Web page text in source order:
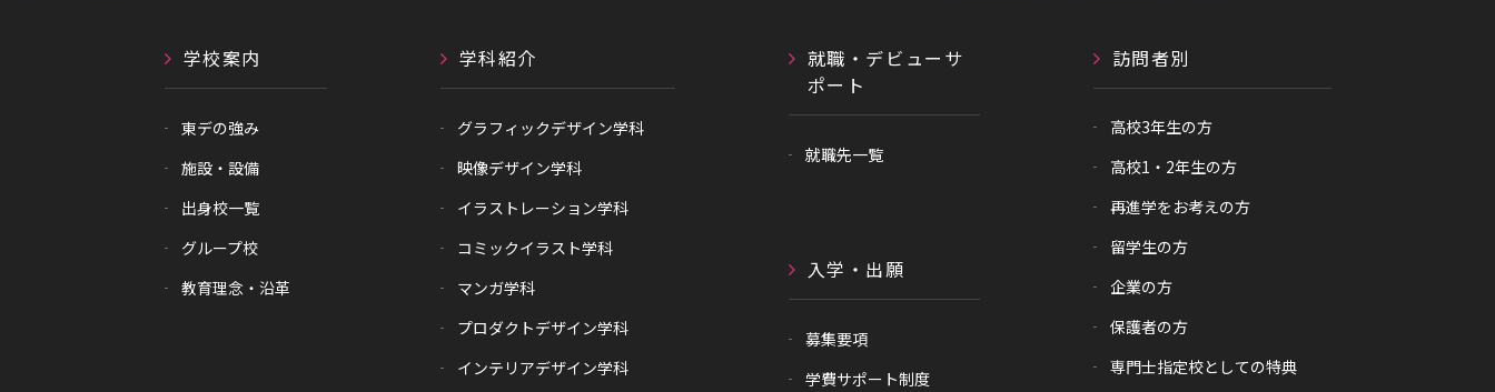
学校案内
東デの強み
施設・設備
出身校一覧
グループ校
教育理念・沿革
学科紹介
グラフィックデザイン学科
映像デザイン学科
イラストレーション学科
コミックイラスト学科
マンガ学科
プロダクトデザイン学科
インテリアデザイン学科
就職・デビューサ
ポート
就職先一覧
入学・出願
募集要項
学費サポート制度
訪問者別
高校3年生の方
高校1・2年生の方
再進学をお考えの方
留学生の方
企業の方
保護者の方
専門士指定校としての特典